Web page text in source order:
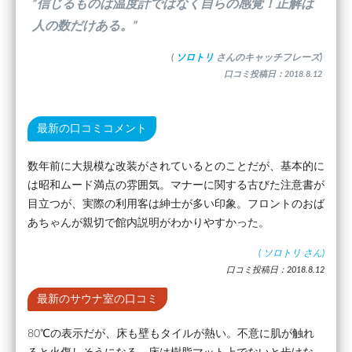
”信じるものは温度計ではなく自らの感覚！正解は
人の数だけある。”
( ソロトリ さんのキャッチフレーズ)
口コミ投稿日：2018.8.12
最新の口コミコメント
数年前に大規模な改装がされているとのことだが、基本的に
は昭和ムード満点の雰囲気。マナーに関する古びた注意書が
目立つが、実際の利用客は紳士が多い印象。フロントのおば
あちゃんが親切で館内説明がわかりやすかった。
( ソロトリ さん)
口コミ投稿日：2018.8.12
最新のサウナ室の口コミ
80℃の表示だが、床も壁もタイルが熱い。不意に肌が触れ